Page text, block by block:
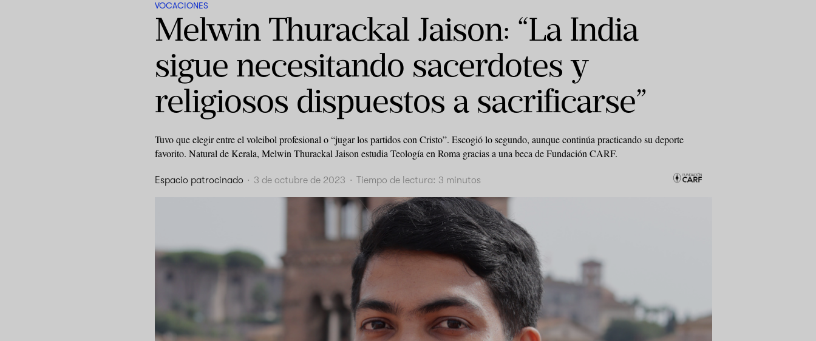
VOCACIONES
Melwin Thurackal Jaison: “La India
sigue necesitando sacerdotes y
religiosos dispuestos a sacrificarse”
Tuvo que elegir entre el voleibol profesional o “jugar los partidos con Cristo”. Escogió lo segundo, aunque continúa practicando su deporte
favorito. Natural de Kerala, Melwin Thurackal Jaison estudia Teología en Roma gracias a una beca de Fundación CARF.
Espacio patrocinado · 3 de octubre de 2023 · Tiempo de lectura: 3 minutos